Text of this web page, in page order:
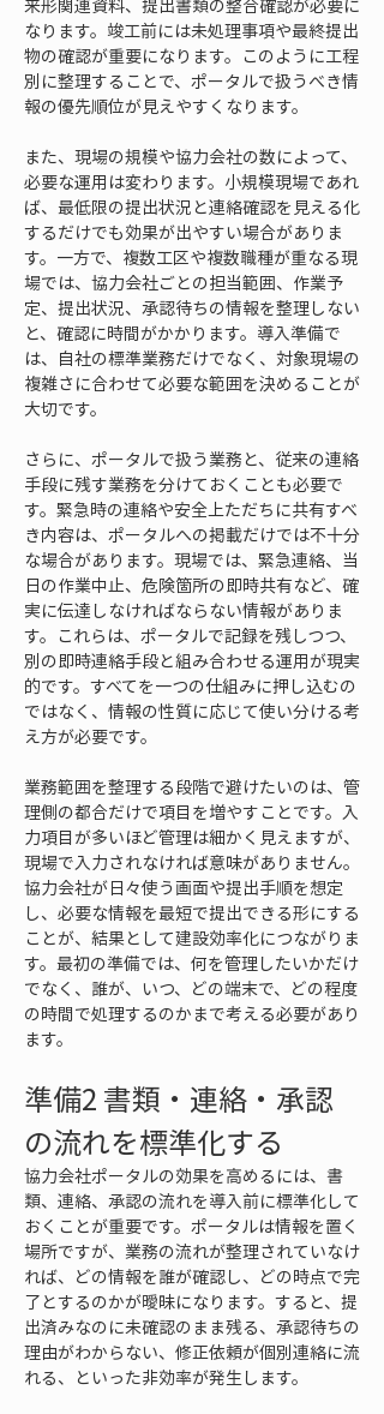
来形関連資料、提出書類の整合確認が必要に
なります。竣工前には未処理事項や最終提出
物の確認が重要になります。このように工程
別に整理することで、ポータルで扱うべき情
報の優先順位が見えやすくなります。
また、現場の規模や協力会社の数によって、
必要な運用は変わります。小規模現場であれ
ば、最低限の提出状況と連絡確認を見える化
するだけでも効果が出やすい場合がありま
す。一方で、複数工区や複数職種が重なる現
場では、協力会社ごとの担当範囲、作業予
定、提出状況、承認待ちの情報を整理しない
と、確認に時間がかかります。導入準備で
は、自社の標準業務だけでなく、対象現場の
複雑さに合わせて必要な範囲を決めることが
大切です。
さらに、ポータルで扱う業務と、従来の連絡
手段に残す業務を分けておくことも必要で
す。緊急時の連絡や安全上ただちに共有すべ
き内容は、ポータルへの掲載だけでは不十分
な場合があります。現場では、緊急連絡、当
日の作業中止、危険箇所の即時共有など、確
実に伝達しなければならない情報がありま
す。これらは、ポータルで記録を残しつつ、
別の即時連絡手段と組み合わせる運用が現実
的です。すべてを一つの仕組みに押し込むの
ではなく、情報の性質に応じて使い分ける考
え方が必要です。
業務範囲を整理する段階で避けたいのは、管
理側の都合だけで項目を増やすことです。入
力項目が多いほど管理は細かく見えますが、
現場で入力されなければ意味がありません。
協力会社が日々使う画面や提出手順を想定
し、必要な情報を最短で提出できる形にする
ことが、結果として建設効率化につながりま
す。最初の準備では、何を管理したいかだけ
でなく、誰が、いつ、どの端末で、どの程度
の時間で処理するのかまで考える必要があり
ます。
準備2 書類・連絡・承認
の流れを標準化する
協力会社ポータルの効果を高めるには、書
類、連絡、承認の流れを導入前に標準化して
おくことが重要です。ポータルは情報を置く
場所ですが、業務の流れが整理されていなけ
れば、どの情報を誰が確認し、どの時点で完
了とするのかが曖昧になります。すると、提
出済みなのに未確認のまま残る、承認待ちの
理由がわからない、修正依頼が個別連絡に流
れる、といった非効率が発生します。